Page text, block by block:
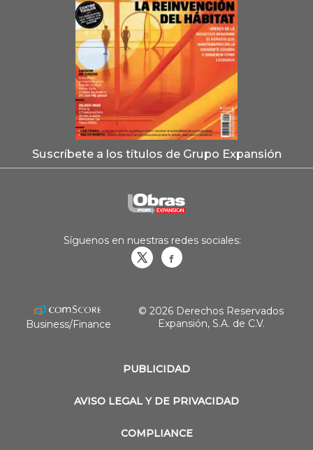
Suscríbete a los títulos de Grupo Expansión
PUBLICIDAD
AVISO LEGAL Y DE PRIVACIDAD
COMPLIANCE
Síguenos en nuestras redes sociales:
Business/Finance
© 2026 Derechos Reservados
Expansión, S.A. de C.V.